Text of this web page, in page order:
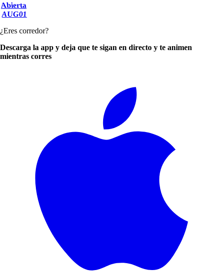
Abierta
AUG01
¿Eres corredor?
Descarga la app y deja que te sigan en directo y te animen
mientras corres